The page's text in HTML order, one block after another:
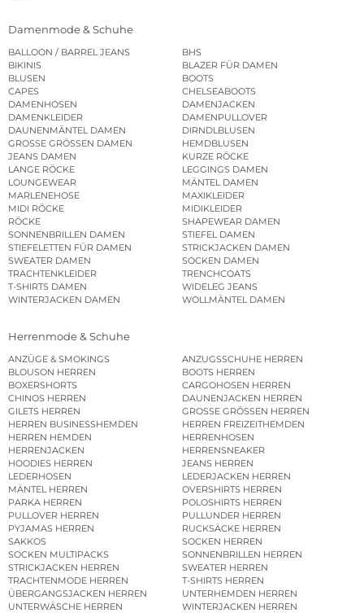
Damenmode & Schuhe
BALLOON / BARREL JEANS
BHS
BIKINIS
BLAZER FÜR DAMEN
BLUSEN
BOOTS
CAPES
CHELSEABOOTS
DAMENHOSEN
DAMENJACKEN
DAMENKLEIDER
DAMENPULLOVER
DAUNENMÄNTEL DAMEN
DIRNDLBLUSEN
GROSSE GRÖSSEN DAMEN
HEMDBLUSEN
JEANS DAMEN
KURZE RÖCKE
LANGE RÖCKE
LEGGINGS DAMEN
LOUNGEWEAR
MÄNTEL DAMEN
MARLENEHOSE
MAXIKLEIDER
MIDI RÖCKE
MIDIKLEIDER
RÖCKE
SHAPEWEAR DAMEN
SONNENBRILLEN DAMEN
STIEFEL DAMEN
STIEFELETTEN FÜR DAMEN
STRICKJACKEN DAMEN
SWEATER DAMEN
SOCKEN DAMEN
TRACHTENKLEIDER
TRENCHCOATS
T-SHIRTS DAMEN
WIDELEG JEANS
WINTERJACKEN DAMEN
WOLLMÄNTEL DAMEN
Herrenmode & Schuhe
ANZÜGE & SMOKINGS
ANZUGSSCHUHE HERREN
BLOUSON HERREN
BOOTS HERREN
BOXERSHORTS
CARGOHOSEN HERREN
CHINOS HERREN
DAUNENJACKEN HERREN
GILETS HERREN
GROSSE GRÖSSEN HERREN
HERREN BUSINESSHEMDEN
HERREN FREIZEITHEMDEN
HERREN HEMDEN
HERRENHOSEN
HERRENJACKEN
HERRENSNEAKER
HOODIES HERREN
JEANS HERREN
LEDERHOSEN
LEDERJACKEN HERREN
MÄNTEL HERREN
OVERSHIRTS HERREN
PARKA HERREN
POLOSHIRTS HERREN
PULLOVER HERREN
PULLUNDER HERREN
PYJAMAS HERREN
RUCKSÄCKE HERREN
SAKKOS
SOCKEN HERREN
SOCKEN MULTIPACKS
SONNENBRILLEN HERREN
STRICKJACKEN HERREN
SWEATER HERREN
TRACHTENMODE HERREN
T-SHIRTS HERREN
ÜBERGANGSJACKEN HERREN
UNTERHEMDEN HERREN
UNTERWÄSCHE HERREN
WINTERJACKEN HERREN